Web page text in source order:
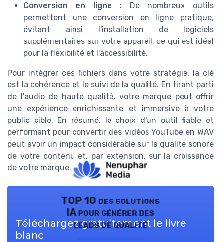
Conversion en ligne : De nombreux outils
permettent une conversion en ligne pratique,
évitant ainsi l'installation de logiciels
supplémentaires sur votre appareil, ce qui est idéal
pour la flexibilité et l'accessibilité.
Pour intégrer ces fichiers dans votre stratégie, la clé
est la cohérence et le suivi de la qualité. En tirant parti
de l'audio de haute qualité, votre marque peut offrir
une expérience enrichissante et immersive à votre
public cible. En résumé, le choix d'un outil fiable et
performant pour convertir des vidéos YouTube en WAV
peut avoir un impact considérable sur la qualité sonore
de votre contenu et, par extension, sur la croissance
de votre marque.
TOP 10 des solutions
IA pour générer des
leads de qualité
Téléchargez gratuitement le livre
blanc